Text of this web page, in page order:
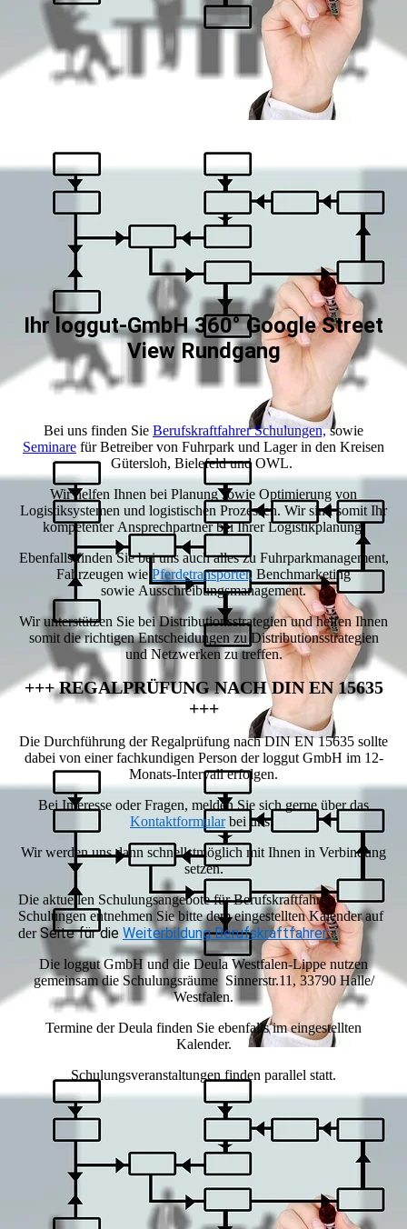
Ihr loggut-GmbH 360° Google Street
View Rundgang
Bei uns finden Sie Berufskraftfahrer Schulungen,sowie
Seminare für Betreiber von Fuhrpark und Lager in den Kreisen
Gütersloh, Bielefeld und OWL.
Wir helfen Ihnen bei Planung sowie Optimierung von
Logistiksystemen und logistischen Prozessen. Wir sind somit Ihr
kompetenter Ansprechpartnerbei Ihrer Logistikplanung.
Ebenfalls finden Sie bei uns auch alles zu Fuhrparkmanagement,
Fahrzeugen wie Pferdetransporter, Benchmarketing
sowie Ausschreibungsmanagement.
Wirunterstützen Sie bei Distributionsstrategien und helfen Ihnen
somit die richtigen Entscheidungen zu Distributionsstrategien
und Netzwerken zutreffen.
+++ REGALPRÜFUNG NACH DIN EN 15635
+++
Die Durchführung der Regalprüfung nach DIN EN 15635 sollte
dabei von einer fachkundigen Person der loggut GmbH im 12-
Monats-Intervall erfolgen.
Bei Interesse oder Fragen, melden Sie sich gerne über das
Kontaktformularbei uns.
Wir werden uns dann schnellstmöglich mit Ihnen in Verbindung
setzen.
Die aktuellen Schulungsangebote für Berufskraftfahrer
Schulungen entnehmen Sie bitte dem eingestellten Kalender auf
derSeite für die Weiterbildung Berufskraftfahrer.
Die loggut GmbH und die Deula Westfalen-Lippe nutzen
gemeinsam die Schulungsräume Sinnerstr.11, 33790 Halle/
Westfalen.
Termine der Deula finden Sie ebenfalls im eingestellten
Kalender.
Schulungsveranstaltungen finden parallel statt.